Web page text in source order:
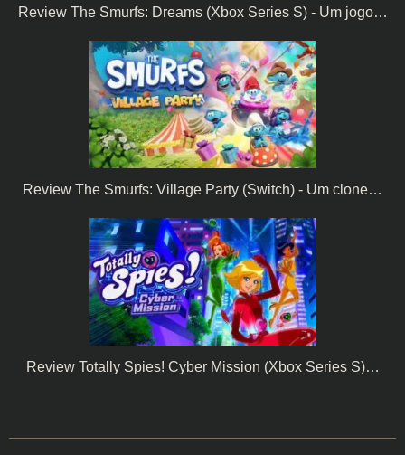
Review The Smurfs: Dreams (Xbox Series S) - Um jogo…
Review The Smurfs: Village Party (Switch) - Um clone…
Review Totally Spies! Cyber Mission (Xbox Series S)…